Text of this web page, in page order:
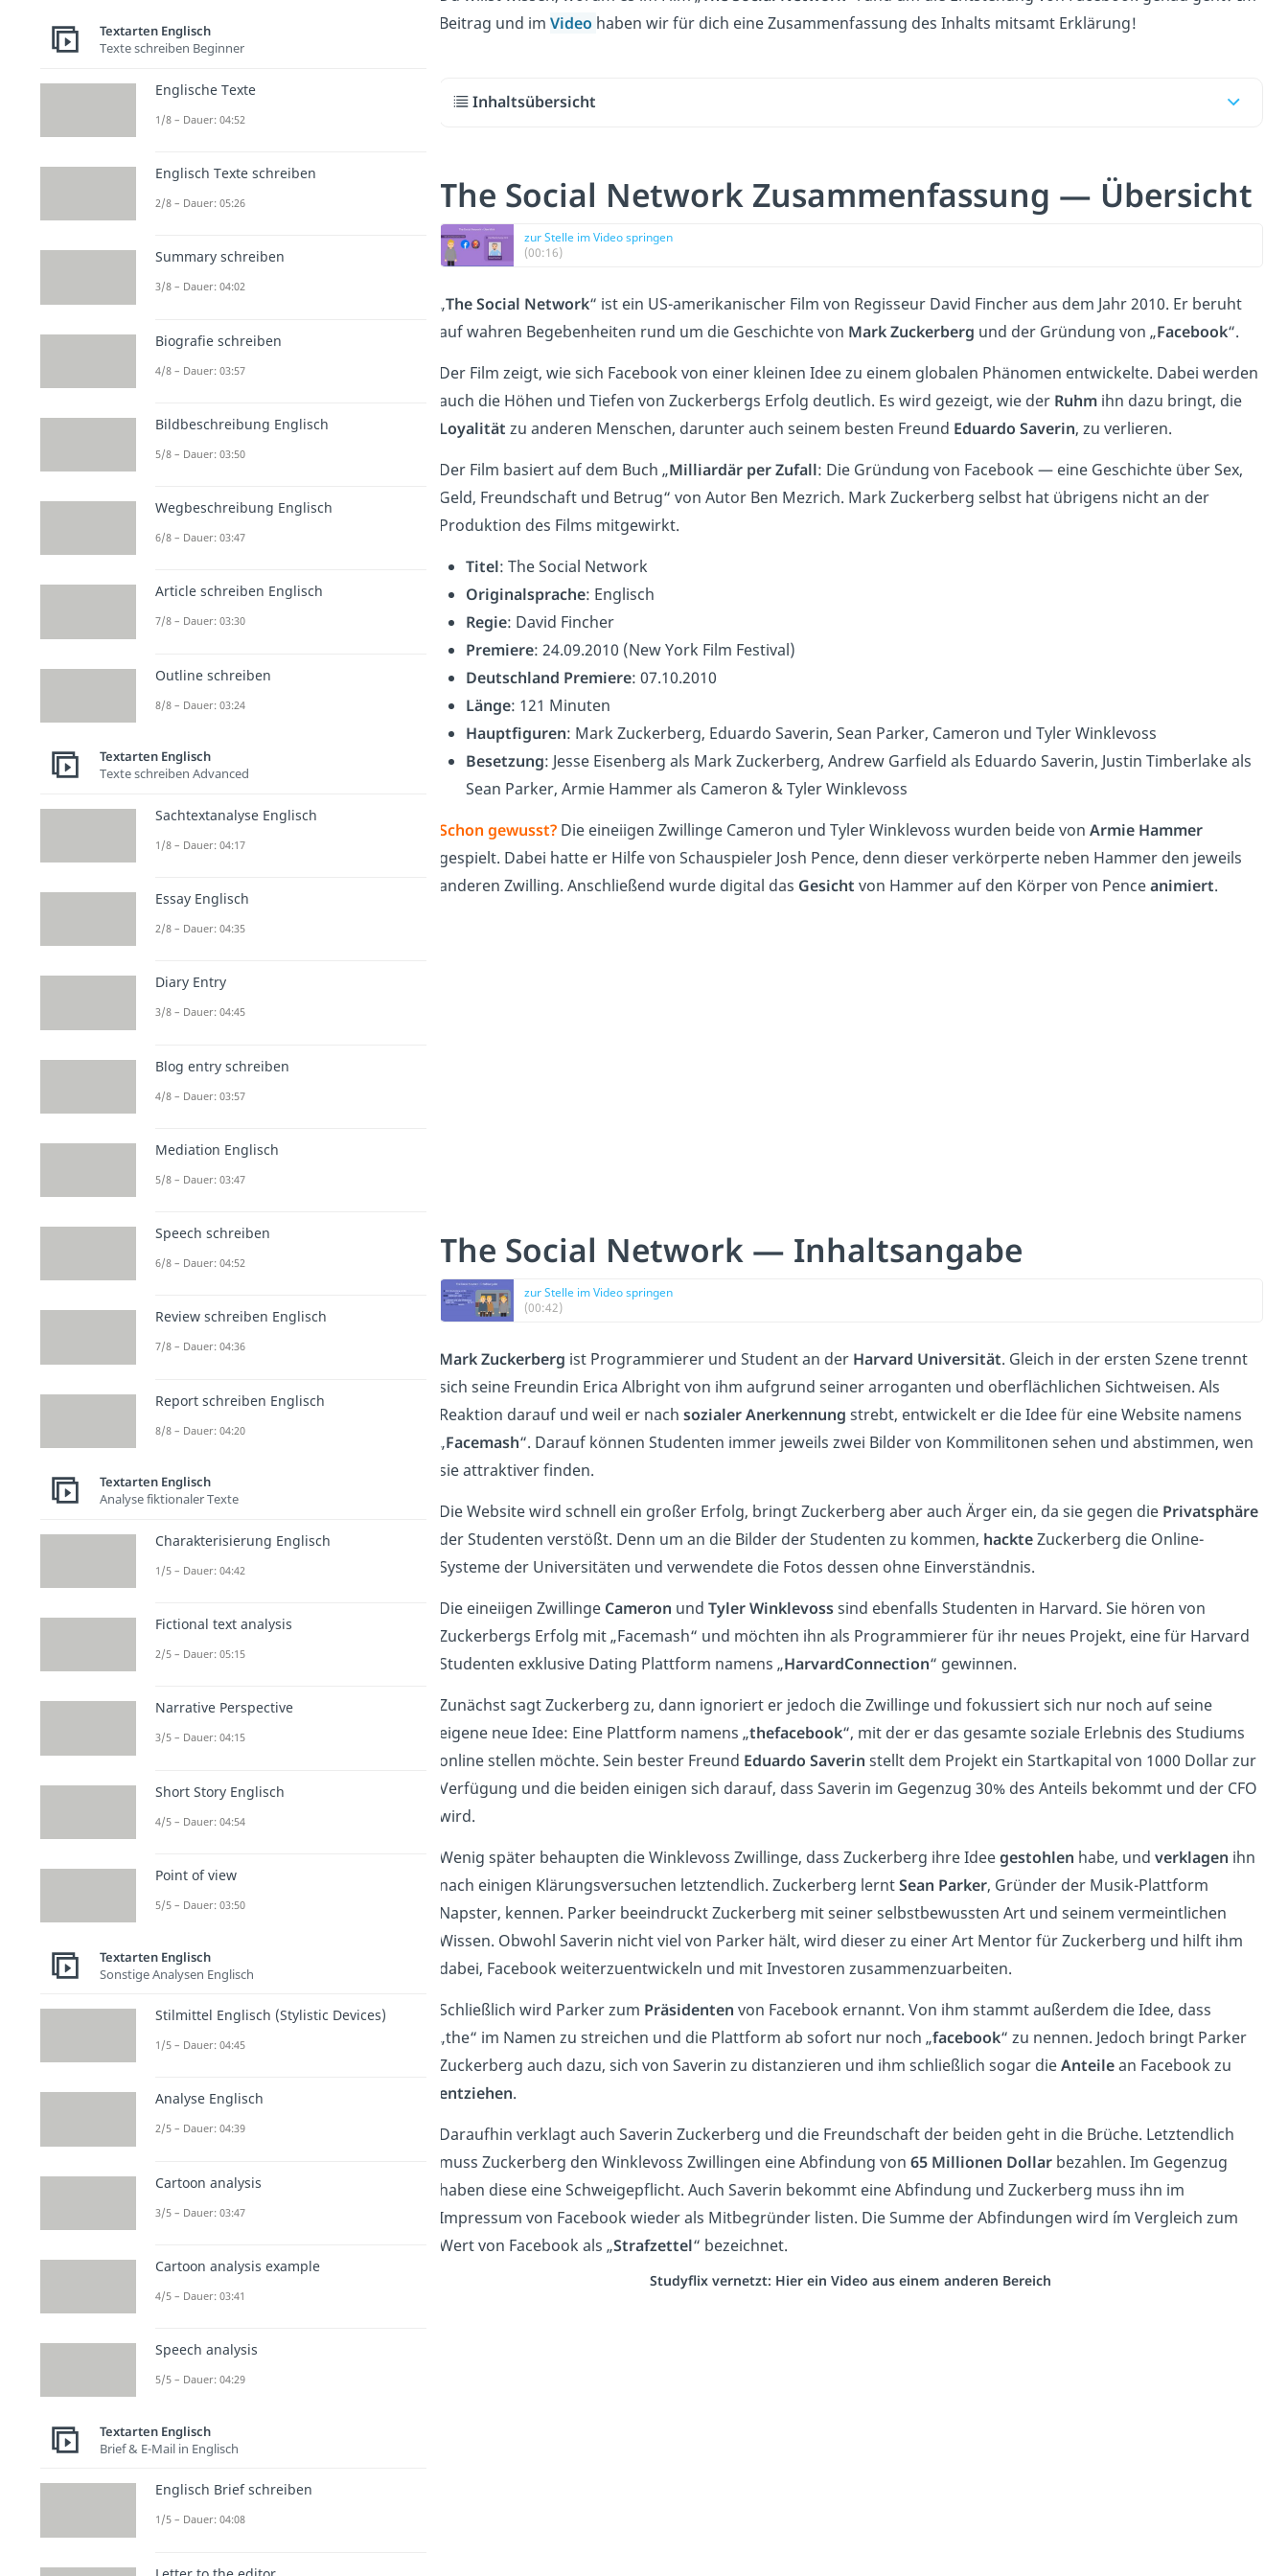
Beitrag und im Video haben wir für dich eine Zusammenfassung des Inhalts mitsamt Erklärung!
Inhaltsübersicht
The Social Network Zusammenfassung — Übersicht
zur Stelle im Video springen
(00:16)
„The Social Network“ ist ein US-amerikanischer Film von Regisseur David Fincher aus dem Jahr 2010. Er beruht
auf wahren Begebenheiten rund um die Geschichte von Mark Zuckerberg und der Gründung von „Facebook“.
Der Film zeigt, wie sich Facebook von einer kleinen Idee zu einem globalen Phänomen entwickelte. Dabei werden
auch die Höhen und Tiefen von Zuckerbergs Erfolg deutlich. Es wird gezeigt, wie der Ruhmihn dazu bringt, die
Loyalität zu anderen Menschen, darunter auch seinem besten Freund Eduardo Saverin, zu verlieren.
Der Film basiert auf dem Buch „Milliardär per Zufall: Die Gründung von Facebook — eine Geschichte über Sex,
Geld, Freundschaft und Betrug“ von Autor Ben Mezrich. Mark Zuckerberg selbst hat übrigens nicht an der
Produktion des Films mitgewirkt.
Titel: The Social Network
Originalsprache: Englisch
Regie: David Fincher
Premiere: 24.09.2010 (New York Film Festival)
Deutschland Premiere: 07.10.2010
Länge: 121 Minuten
Hauptfiguren: Mark Zuckerberg, Eduardo Saverin, Sean Parker, Cameron und Tyler Winklevoss
Besetzung: Jesse Eisenberg als Mark Zuckerberg, Andrew Garfield als Eduardo Saverin, Justin Timberlake als
Sean Parker, Armie Hammer als Cameron & Tyler Winklevoss
Schon gewusst? Die eineiigen Zwillinge Cameron und Tyler Winklevoss wurden beide von Armie Hammer
gespielt. Dabei hatte er Hilfe von Schauspieler Josh Pence, denn dieser verkörperte neben Hammer den jeweils
anderen Zwilling. Anschließend wurde digital das Gesicht von Hammer auf den Körper von Penceanimiert.
The Social Network — Inhaltsangabe
zur Stelle im Video springen
(00:42)
Mark Zuckerberg ist Programmierer und Student an der Harvard Universität. Gleich in der ersten Szene trennt
sich seine Freundin Erica Albright von ihm aufgrund seiner arroganten und oberflächlichen Sichtweisen. Als
Reaktion darauf und weil er nach sozialer Anerkennung strebt, entwickelt er die Idee für eine Website namens
„Facemash“. Darauf können Studenten immer jeweils zwei Bilder von Kommilitonen sehen und abstimmen, wen
sie attraktiver finden.
Die Website wird schnell ein großer Erfolg, bringt Zuckerberg aber auch Ärger ein, da sie gegen die Privatsphäre
der Studenten verstößt. Denn um an die Bilder der Studenten zu kommen, hackteZuckerberg die Online-
Systeme der Universitäten und verwendete die Fotos dessen ohne Einverständnis.
Die eineiigen Zwillinge Cameron und Tyler Winklevosssind ebenfalls Studenten in Harvard. Sie hören von
Zuckerbergs Erfolg mit „Facemash“ und möchten ihn als Programmierer für ihr neues Projekt, eine für Harvard
Studenten exklusive Dating Plattform namens „HarvardConnection“ gewinnen.
Zunächst sagt Zuckerberg zu, dann ignoriert er jedoch die Zwillinge und fokussiert sich nur noch auf seine
eigene neue Idee: Eine Plattform namens „thefacebook“, mit der er das gesamte soziale Erlebnis des Studiums
online stellen möchte. Sein bester Freund Eduardo Saverin stellt dem Projekt ein Startkapital von 1000 Dollar zur
Verfügung und die beiden einigen sich darauf, dass Saverin im Gegenzug 30% des Anteils bekommt und der CFO
wird.
Wenig später behaupten die Winklevoss Zwillinge, dass Zuckerberg ihre Ideegestohlen habe, und verklagen ihn
nach einigen Klärungsversuchen letztendlich. Zuckerberg lerntSean Parker, Gründer der Musik-Plattform
Napster, kennen. Parker beeindruckt Zuckerberg mit seiner selbstbewussten Art und seinem vermeintlichen
Wissen. Obwohl Saverin nicht viel von Parker hält, wird dieser zu einer Art Mentor für Zuckerberg und hilft ihm
dabei, Facebook weiterzuentwickeln und mit Investoren zusammenzuarbeiten.
Schließlich wird Parker zum Präsidenten von Facebook ernannt. Von ihm stammt außerdem die Idee, dass
„the“ im Namen zu streichen und die Plattform ab sofort nur noch „facebook“ zu nennen. Jedoch bringt Parker
Zuckerberg auch dazu, sich von Saverin zu distanzieren und ihm schließlich sogar dieAnteilean Facebook zu
entziehen.
Daraufhin verklagt auch Saverin Zuckerberg und die Freundschaft der beiden geht in die Brüche. Letztendlich
muss Zuckerberg den Winklevoss Zwillingen eine Abfindung von 65 Millionen Dollarbezahlen. Im Gegenzug
haben diese eine Schweigepflicht. Auch Saverin bekommt eine Abfindung und Zuckerberg muss ihn im
Impressum von Facebook wieder als Mitbegründer listen. Die Summe der Abfindungen wird ím Vergleich zum
Wert von Facebook als „Strafzettel“ bezeichnet.
Studyflix vernetzt: Hier ein Video aus einem anderen Bereich
Textarten Englisch
Texte schreiben Beginner
Englische Texte
1/8 – Dauer: 04:52
Englisch Texte schreiben
2/8 – Dauer: 05:26
Summary schreiben
3/8 – Dauer: 04:02
Biografie schreiben
4/8 – Dauer: 03:57
Bildbeschreibung Englisch
5/8 – Dauer: 03:50
Wegbeschreibung Englisch
6/8 – Dauer: 03:47
Article schreiben Englisch
7/8 – Dauer: 03:30
Outline schreiben
8/8 – Dauer: 03:24
Textarten Englisch
Texte schreiben Advanced
Sachtextanalyse Englisch
1/8 – Dauer: 04:17
Essay Englisch
2/8 – Dauer: 04:35
Diary Entry
3/8 – Dauer: 04:45
Blog entry schreiben
4/8 – Dauer: 03:57
Mediation Englisch
5/8 – Dauer: 03:47
Speech schreiben
6/8 – Dauer: 04:52
Review schreiben Englisch
7/8 – Dauer: 04:36
Report schreiben Englisch
8/8 – Dauer: 04:20
Textarten Englisch
Analyse fiktionaler Texte
Charakterisierung Englisch
1/5 – Dauer: 04:42
Fictional text analysis
2/5 – Dauer: 05:15
Narrative Perspective
3/5 – Dauer: 04:15
Short Story Englisch
4/5 – Dauer: 04:54
Point of view
5/5 – Dauer: 03:50
Textarten Englisch
Sonstige Analysen Englisch
Stilmittel Englisch (Stylistic Devices)
1/5 – Dauer: 04:45
Analyse Englisch
2/5 – Dauer: 04:39
Cartoon analysis
3/5 – Dauer: 03:47
Cartoon analysis example
4/5 – Dauer: 03:41
Speech analysis
5/5 – Dauer: 04:29
Textarten Englisch
Brief & E-Mail in Englisch
Englisch Brief schreiben
1/5 – Dauer: 04:08